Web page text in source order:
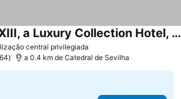
central privilegiada
Hotel Alfonso XIII, a Luxury Collection Hotel, Seville
a 0.4 km de Catedral de Sevilha